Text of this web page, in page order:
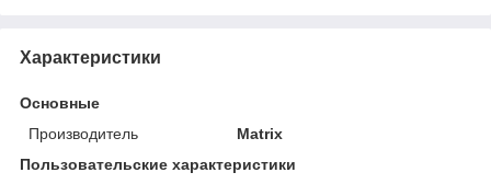
Характеристики
Основные
Производитель
Matrix
Пользовательские характеристики